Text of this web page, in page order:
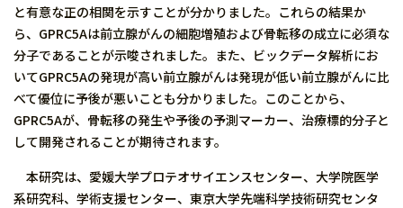
と有意な正の相関を示すことが分かりました。これらの結果か
ら、GPRC5Aは前立腺がんの細胞増殖および骨転移の成立に必須な
分子であることが示唆されました。また、ビックデータ解析にお
いてGPRC5Aの発現が高い前立腺がんは発現が低い前立腺がんに比
べて優位に予後が悪いことも分かりました。このことから、
GPRC5Aが、骨転移の発生や予後の予測マーカー、治療標的分子と
して開発されることが期待されます。
本研究は、愛媛大学プロテオサイエンスセンター、大学院医学
系研究科、学術支援センター、東京大学先端科学技術研究センタ